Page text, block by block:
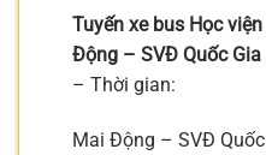
Tuyến xe bus Học
Động – SVĐ Quốc Gia
– Thời gian:
Mai Động – SVĐ